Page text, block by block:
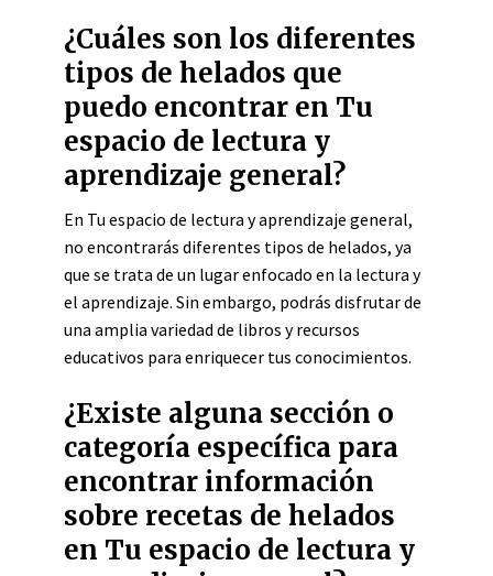
¿Cuáles son los diferentes
tipos de helados que
puedo encontrar en Tu
espacio de lectura y
aprendizaje general?
En Tu espacio de lectura y aprendizaje general,
no encontrarás diferentes tipos de helados, ya
que se trata de un lugar enfocado en la lectura y
el aprendizaje. Sin embargo, podrás disfrutar de
una amplia variedad de libros y recursos
educativos para enriquecer tus conocimientos.
¿Existe alguna sección o
categoría específica para
encontrar información
sobre recetas de helados
en Tu espacio de lectura y